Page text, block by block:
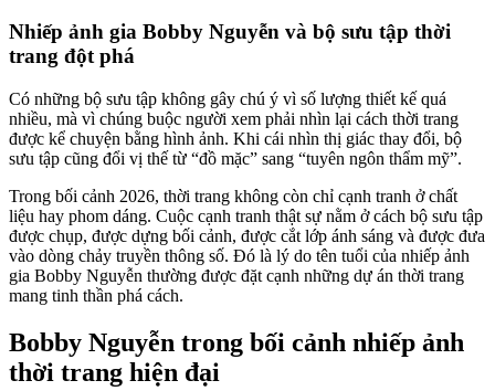
Nhiếp ảnh gia Bobby Nguyễn và bộ sưu tập thời
trang đột phá
Có những bộ sưu tập không gây chú ý vì số lượng thiết kế quá
nhiều, mà vì chúng buộc người xem phải nhìn lại cách thời trang
được kể chuyện bằng hình ảnh. Khi cái nhìn thị giác thay đổi, bộ
sưu tập cũng đổi vị thế từ “đồ mặc” sang “tuyên ngôn thẩm mỹ”.
Trong bối cảnh 2026, thời trang không còn chỉ cạnh tranh ở chất
liệu hay phom dáng. Cuộc cạnh tranh thật sự nằm ở cách bộ sưu tập
được chụp, được dựng bối cảnh, được cắt lớp ánh sáng và được đưa
vào dòng chảy truyền thông số. Đó là lý do tên tuổi của nhiếp ảnh
gia Bobby Nguyễn thường được đặt cạnh những dự án thời trang
mang tinh thần phá cách.
Bobby Nguyễn trong bối cảnh nhiếp ảnh
thời trang hiện đại